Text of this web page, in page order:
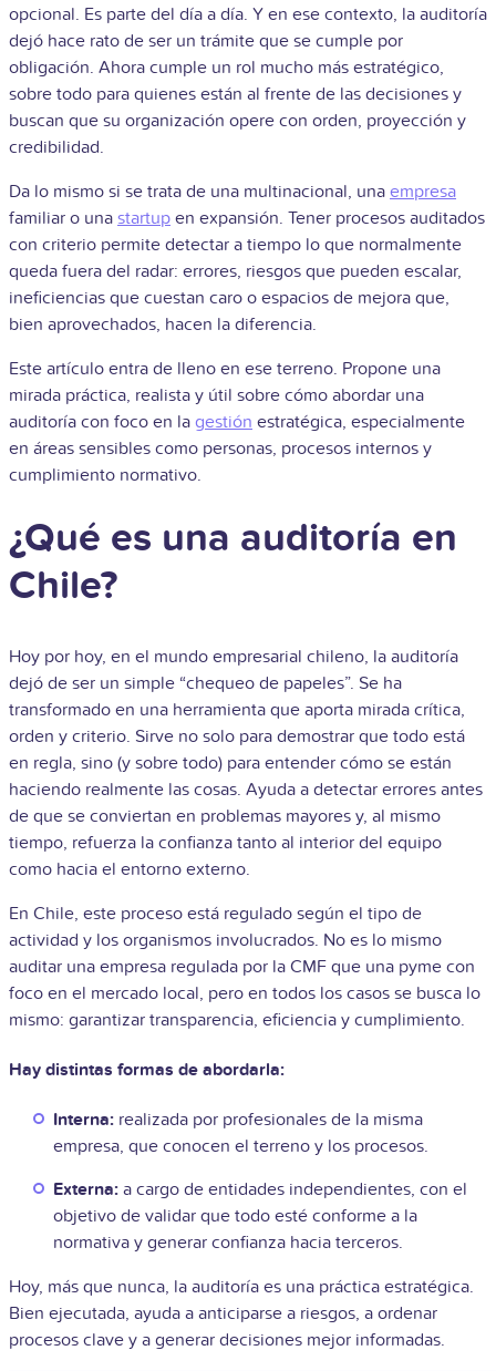
opcional. Es parte del día a día. Y en ese contexto, la auditoría
dejó hace rato de ser un trámite que se cumple por
obligación. Ahora cumple un rol mucho más estratégico,
sobre todo para quienes están al frente de las decisiones y
buscan que su organización opere con orden, proyección y
credibilidad.
Da lo mismo si se trata de una multinacional, una empresa
familiar o una startup en expansión. Tener procesos auditados
con criterio permite detectar a tiempo lo que normalmente
queda fuera del radar: errores, riesgos que pueden escalar,
ineficiencias que cuestan caro o espacios de mejora que,
bien aprovechados, hacen la diferencia.
Este artículo entra de lleno en ese terreno. Propone una
mirada práctica, realista y útil sobre cómo abordar una
auditoría con foco en la gestión estratégica, especialmente
en áreas sensibles como personas, procesos internos y
cumplimiento normativo.
¿Qué es una auditoría en
Chile?
Hoy por hoy, en el mundo empresarial chileno, la auditoría
dejó de ser un simple “chequeo de papeles”. Se ha
transformado en una herramienta que aporta mirada crítica,
orden y criterio. Sirve no solo para demostrar que todo está
en regla, sino (y sobre todo) para entender cómo se están
haciendo realmente las cosas. Ayuda a detectar errores antes
de que se conviertan en problemas mayores y, al mismo
tiempo, refuerza la confianza tanto al interior del equipo
como hacia el entorno externo.
En Chile, este proceso está regulado según el tipo de
actividad y los organismos involucrados. No es lo mismo
auditar una empresa regulada por la CMF que una pyme con
foco en el mercado local, pero en todos los casos se busca lo
mismo: garantizar transparencia, eficiencia y cumplimiento.
Hay distintas formas de abordarla:
Interna: realizada por profesionales de la misma
empresa, que conocen el terreno y los procesos.
Externa: a cargo de entidades independientes, con el
objetivo de validar que todo esté conforme a la
normativa y generar confianza hacia terceros.
Hoy, más que nunca, la auditoría es una práctica estratégica.
Bien ejecutada, ayuda a anticiparse a riesgos, a ordenar
procesos clave y a generar decisiones mejor informadas.